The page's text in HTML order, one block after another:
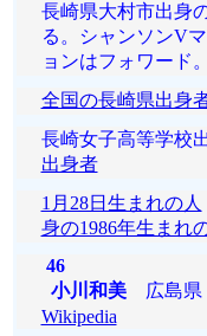
長崎県大村市出身
る。シャンソンV
ョンはフォワード。
全国の長崎県出身
長崎女子高等学
出身者
1月28日生まれの人
身の1986年生まれ
46
小川和美広島県
Wikipedia